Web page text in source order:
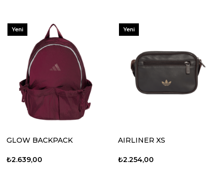
GLOW BACKPACK
₺2.639,00
Yeni
AIRLINER XS
₺2.254,00
Yeni